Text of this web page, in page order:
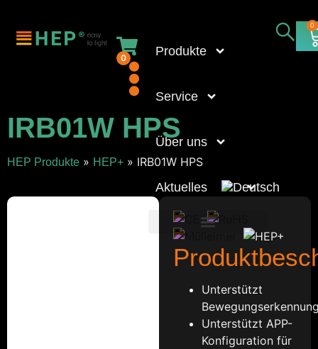
0 Produkte
Service
Über uns
Aktuelles
0
IRB01W HPS
HEP Produkte » HEP+ » IRB01W HPS
Unterstützt
Unterstützt APP-
Konfiguration für